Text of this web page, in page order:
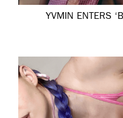
YVMIN ENTERS